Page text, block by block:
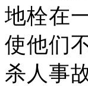
地栓在
使他们
杀人事